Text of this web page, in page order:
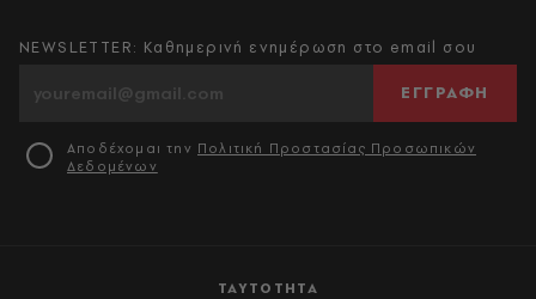
ΤΑΥΤΟΤΗΤΑ
NEWSLETTER: Καθημερινή ενημέρωση στο email σου
ΕΓΓΡΑΦΗ
Αποδέχομαι την Πολιτική Προστασίας Προσωπικών
Δεδομένων